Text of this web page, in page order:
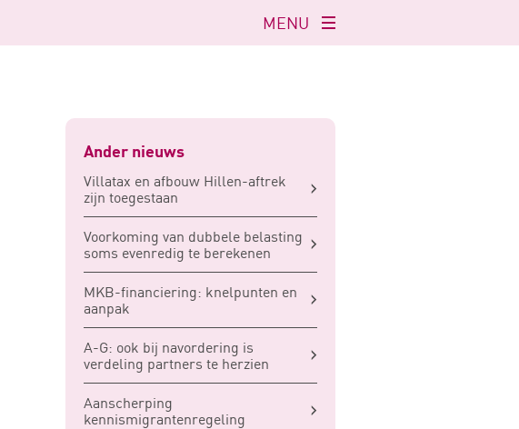
Navigatie
openen
MENU
Ander nieuws
Villatax en afbouw Hillen-aftrek
zijn toegestaan
Voorkoming van dubbele belasting
soms evenredig te berekenen
MKB-financiering: knelpunten en
aanpak
A-G: ook bij navordering is
verdeling partners te herzien
Aanscherping
kennismigrantenregeling